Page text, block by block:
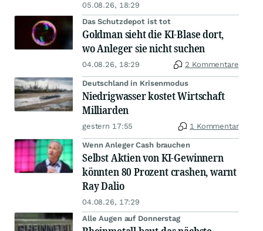
05.08.26, 18:29
Das Schutzdepot ist tot
Goldman sieht die KI-Blase dort,
wo Anleger sie nicht suchen
04.08.26, 18:29 2 Kommentare
Deutschland in Krisenmodus
Niedrigwasser kostet Wirtschaft
Milliarden
gestern 17:55 1 Kommentar
Wenn Anleger Cash brauchen
Selbst Aktien von KI-Gewinnern
könnten 80 Prozent crashen, warnt
Ray Dalio
04.08.26, 17:29
Alle Augen auf Donnerstag